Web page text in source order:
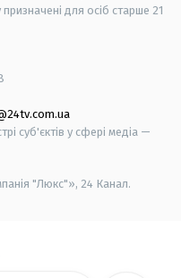
для осіб старше 21
суб'єктів у сфері медіа —
"Люкс"», 24 Канал.